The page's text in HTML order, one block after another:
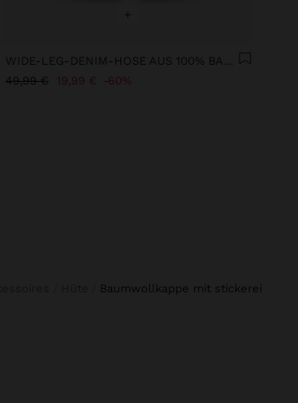
+
WIDE-LEG-DENIM-HOSE AUS 100% BAUMWOLLE
49,99 € 19,99 € 60%
baumwollkappe mit stickerei